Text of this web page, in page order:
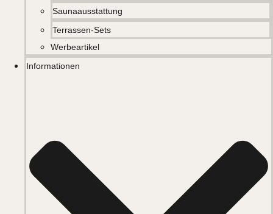
Saunaausstattung
Terrassen-Sets
Werbeartikel
Informationen